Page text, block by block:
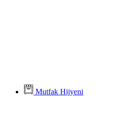
Mutfak Hijyeni